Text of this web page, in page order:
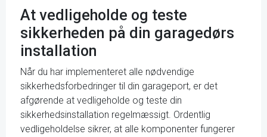
At vedligeholde og teste
sikkerheden på din garagedørs
installation
Når du har implementeret alle nødvendige
sikkerhedsforbedringer til din garageport, er det
afgørende at vedligeholde og teste din
sikkerhedsinstallation regelmæssigt. Ordentlig
vedligeholdelse sikrer, at alle komponenter fungerer